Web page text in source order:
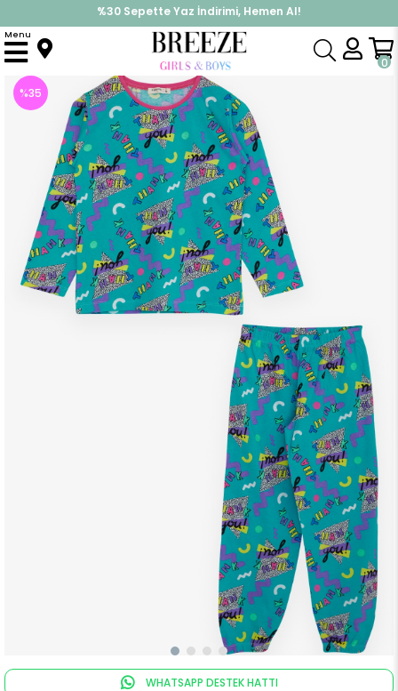
%30 Sepette Yaz İndirimi, Hemen Al!
İndirimlere ek %10 İndirimi Kap, Hemen Üye Ol!
0
Menu
Anasayfa Pijama & İç Giyim KIZ Pijama Takımları Kız Çocuk Pijama Takımı Yazı Desenli Turkuaz (5 Yaş)
%35
WHATSAPP DESTEK HATTI